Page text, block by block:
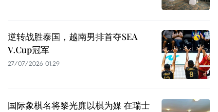
逆转战胜泰国，越南男排首夺SEA
V.Cup冠军
27/07/2026 01:29
国际象棋名将黎光廉以棋为媒 在瑞士